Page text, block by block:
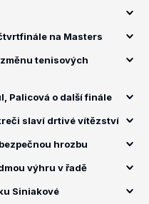
na Masters
tenisových
Palicová o další finále
slaví drtivé vítězství
hrozbu
výhru v řadě
Siniakové